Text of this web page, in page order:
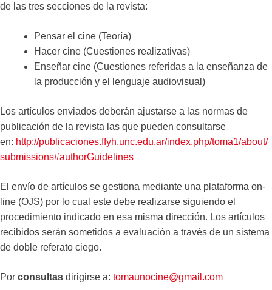
de las tres secciones de la revista:
Pensar el cine (Teoría)
Hacer cine (Cuestiones realizativas)
Enseñar cine (Cuestiones referidas a la enseñanza de
la producción y el lenguaje audiovisual)
Los artículos enviados deberán ajustarse a las normas de
publicación de la revista las que pueden consultarse
en: http://publicaciones.ffyh.unc.edu.ar/index.php/toma1/about/
submissions#authorGuidelines
El envío de artículos se gestiona mediante una plataforma on-
line (OJS) por lo cual este debe realizarse siguiendo el
procedimiento indicado en esa misma dirección. Los artículos
recibidos serán sometidos a evaluación a través de un sistema
de doble referato ciego.
Por consultas dirigirse a: tomaunocine@gmail.com